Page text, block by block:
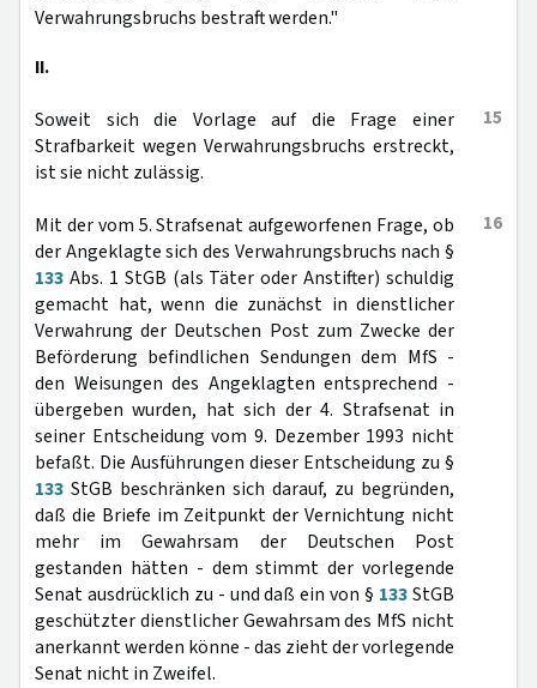
Verwahrungsbruchs bestraft werden."
II.
15
Soweit sich die Vorlage auf die Frage einer
Strafbarkeit wegen Verwahrungsbruchs erstreckt,
ist sie nicht zulässig.
16
Mit der vom 5. Strafsenat aufgeworfenen Frage, ob
der Angeklagte sich des Verwahrungsbruchs nach §
133 Abs. 1 StGB (als Täter oder Anstifter) schuldig
gemacht hat, wenn die zunächst in dienstlicher
Verwahrung der Deutschen Post zum Zwecke der
Beförderung befindlichen Sendungen dem MfS -
den Weisungen des Angeklagten entsprechend -
übergeben wurden, hat sich der 4. Strafsenat in
seiner Entscheidung vom 9. Dezember 1993 nicht
befaßt. Die Ausführungen dieser Entscheidung zu §
133 StGB beschränken sich darauf, zu begründen,
daß die Briefe im Zeitpunkt der Vernichtung nicht
mehr im Gewahrsam der Deutschen Post
gestanden hätten - dem stimmt der vorlegende
Senat ausdrücklich zu - und daß ein von § 133StGB
geschützter dienstlicher Gewahrsam des MfS nicht
anerkannt werden könne - das zieht der vorlegende
Senat nicht in Zweifel.